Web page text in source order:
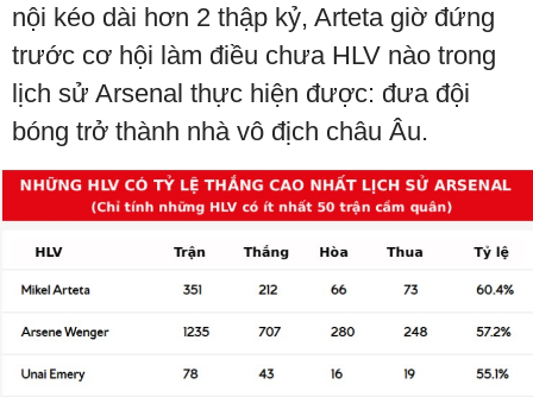
nội kéo dài hơn 2 thập kỷ, Arteta giờ đứng
trước cơ hội làm điều chưa HLV nào trong
lịch sử Arsenal thực hiện được: đưa đội
bóng trở thành nhà vô địch châu Âu.